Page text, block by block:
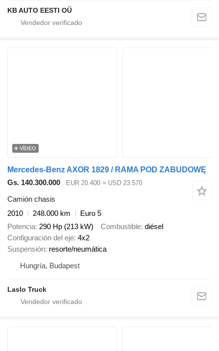
KB AUTO EESTI OÜ
VÍDEO
Mercedes-Benz AXOR 1829 / RAMA POD ZABUDOWĘ
Gs. 140.300.000
EUR 20.400 ≈ USD 23.570
Camión chasis
2010
248.000 km
Euro 5
Potencia 290 Hp (213 kW) Combustible diésel
Configuración del eje 4x2
Suspensión resorte/neumática
Hungría, Budapest
Laslo Truck